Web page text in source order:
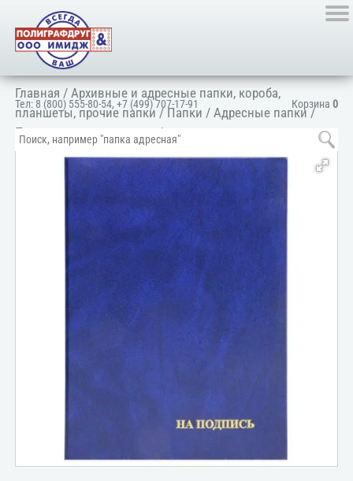
Корзина 0
Тел: 8 (800) 555-80-54,+7 (499) 707-17-91
Главная /Архивные и адресные папки, короба,
планшеты, прочие папки/Папки /Адресные папки/
Папка адресная деловая
/